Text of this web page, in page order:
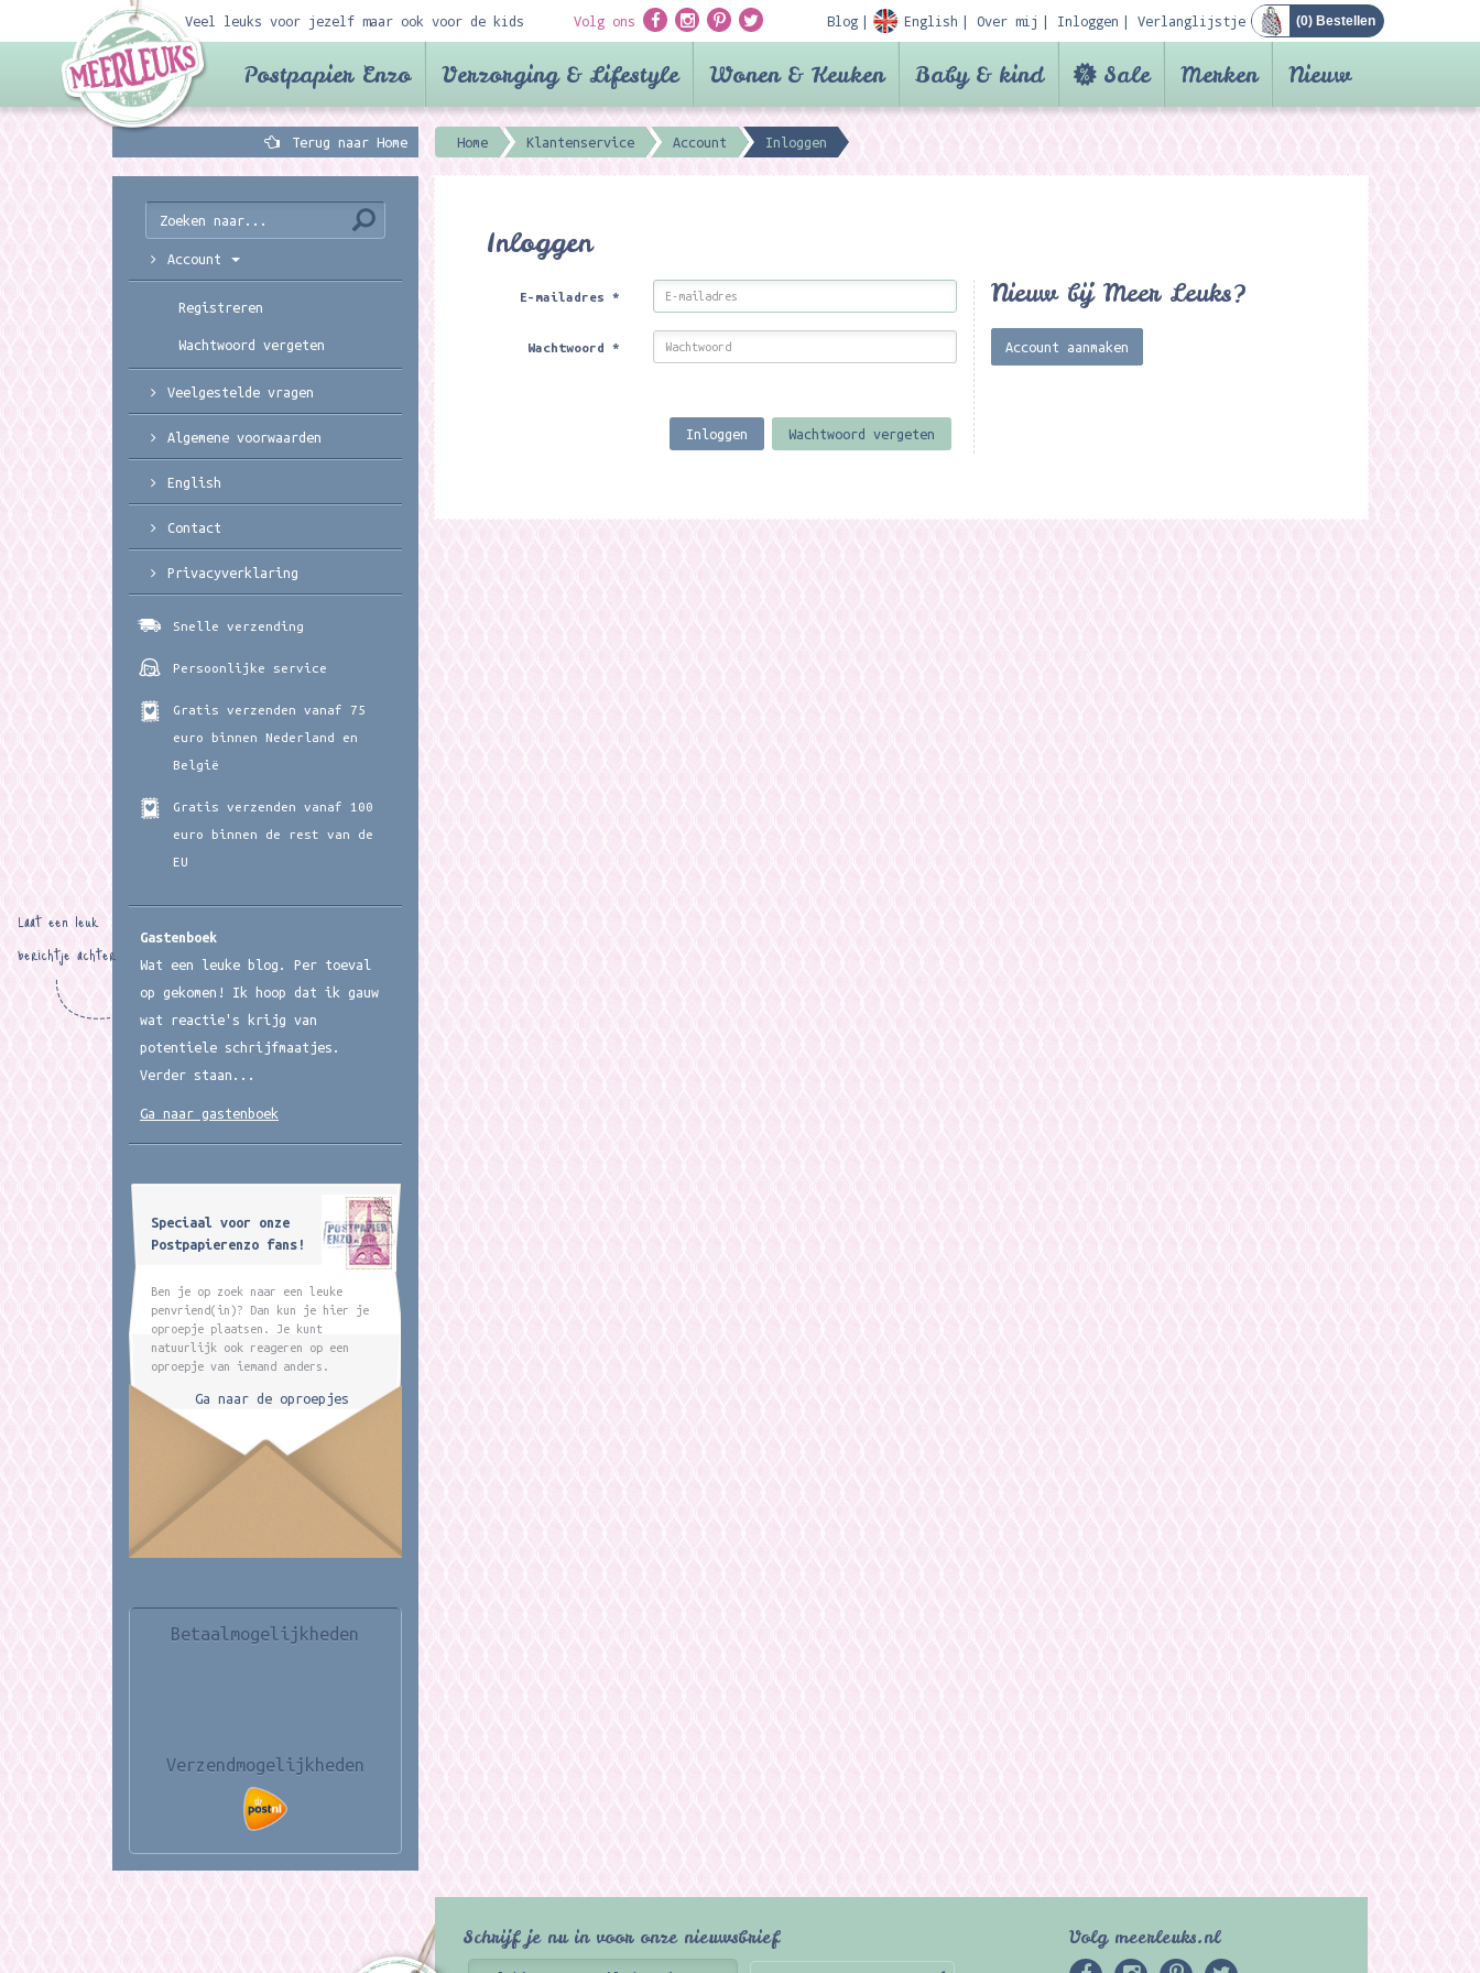
Veel leuks voor jezelf maar ook voor de kids Volg ons Blog English Over mij Inloggen Verlanglijstje (0) Bestellen
Postpapier Enzo Verzorging & Lifestyle Wonen & Keuken Baby & kind Sale Merken Nieuw
Terug naar Home Home Klantenservice Account Inloggen
Inloggen
E-mailadres*
Wachtwoord*
Inloggen Wachtwoord vergeten
Nieuw bij Meer Leuks?
Account aanmaken
Account
Registreren
Wachtwoord vergeten
Veelgestelde vragen
Algemene voorwaarden
English
Contact
Privacyverklaring
Snelle verzending
Persoonlijke service
Gratis verzenden vanaf 75
euro binnen Nederland en
België
Gratis verzenden vanaf 100
euro binnen de rest van de
EU
Gastenboek
Wat een leuke blog. Per toeval
op gekomen! Ik hoop dat ik gauw
wat reactie's krijg van
potentiele schrijfmaatjes.
Verder staan...
Laat een leuk
berichtje achter
Ga naar gastenboek
Speciaal voor onze
Postpapierenzo fans!
Ben je op zoek naar een leuke
penvriend(in)? Dan kun je hier je
oproepje plaatsen. Je kunt
natuurlijk ook reageren op een
oproepje van iemand anders.
Ga naar de oproepjes
Betaalmogelijkheden
Verzendmogelijkheden
Schrijf je nu in voor onze nieuwsbrief Volg meerleuks.nl